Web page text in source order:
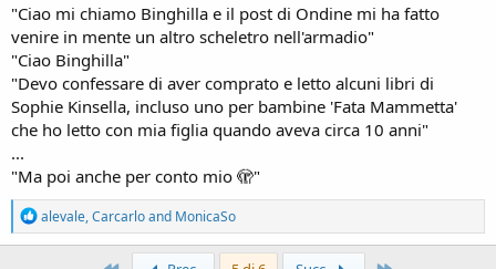
"Ciao mi chiamo Binghilla e il post di Ondine mi ha fatto
venire in mente un altro scheletro nell'armadio"
"Ciao Binghilla"
"Devo confessare di aver comprato e letto alcuni libri di
Sophie Kinsella, incluso uno per bambine 'Fata Mammetta'
che ho letto con mia figlia quando aveva circa 10 anni"
...
"Ma poi anche per conto mio 🫣"
R
e
a
alevale,Carcarloand MonicaSo